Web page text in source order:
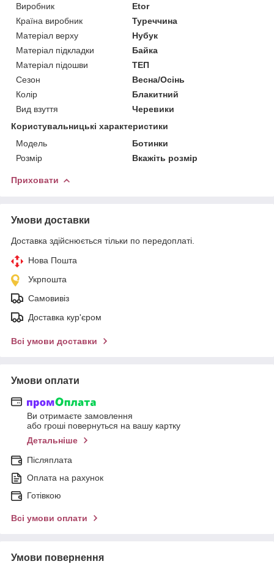
Виробник
Etor
Країна виробник
Туреччина
Матеріал верху
Нубук
Матеріал підкладки
Байка
Матеріал підошви
ТЕП
Сезон
Весна/Осінь
Колір
Блакитний
Вид взуття
Черевики
Користувальницькі характеристики
Мoдель
Ботинки
Розмір
Вкажіть розмір
Приховати
Умови доставки
Доставка здійснюється тільки по передоплаті.
Нова Пошта
Укрпошта
Самовивіз
Доставка кур'єром
Всі умови доставки
Умови оплати
Ви отримаєте замовлення
або гроші повернуться на вашу картку
Детальніше
Післяплата
Оплата на рахунок
Готівкою
Всі умови оплати
Умови повернення